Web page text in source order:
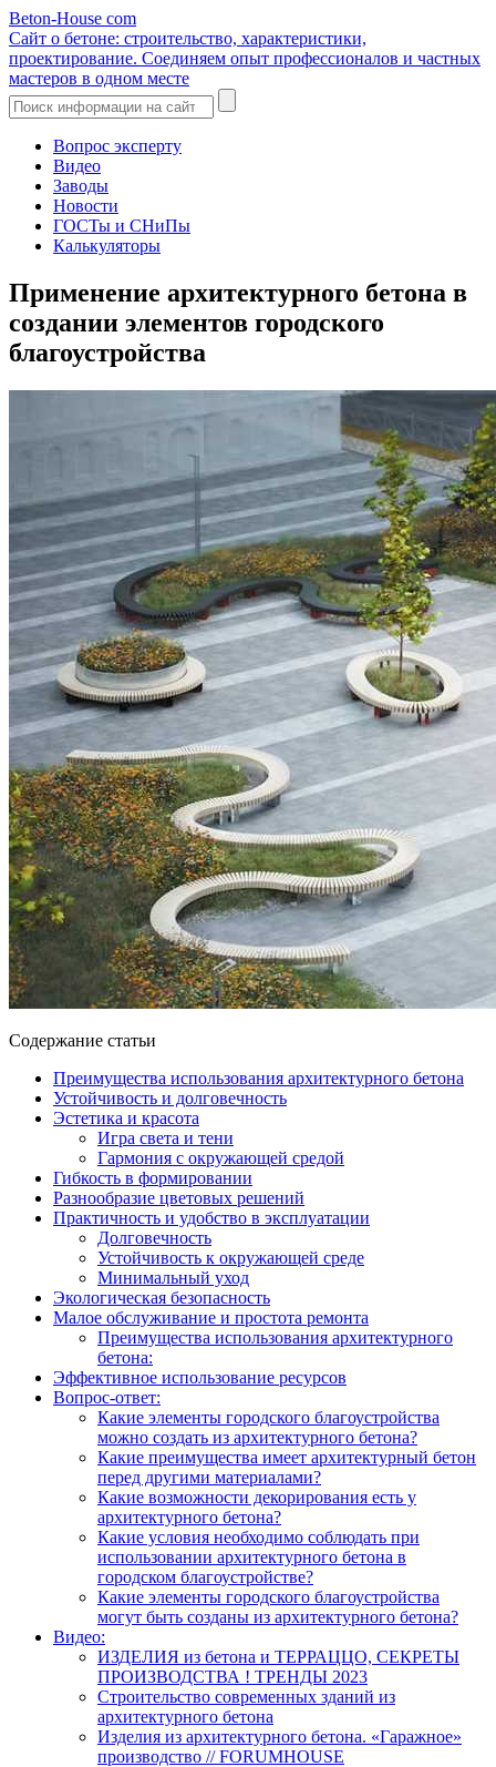
Beton-House com
Сайт о бетоне: строительство, характеристики,
проектирование. Соединяем опыт профессионалов и частных
мастеров в одном месте
Вопрос эксперту
Видео
Заводы
Новости
ГОСТы и СНиПы
Калькуляторы
Применение архитектурного бетона в
создании элементов городского
благоустройства
Содержание статьи
Преимущества использования архитектурного бетона
Устойчивость и долговечность
Эстетика и красота
Игра света и тени
Гармония с окружающей средой
Гибкость в формировании
Разнообразие цветовых решений
Практичность и удобство в эксплуатации
Долговечность
Устойчивость к окружающей среде
Минимальный уход
Экологическая безопасность
Малое обслуживание и простота ремонта
Преимущества использования архитектурного
бетона:
Эффективное использование ресурсов
Вопрос-ответ:
Какие элементы городского благоустройства
можно создать из архитектурного бетона?
Какие преимущества имеет архитектурный бетон
перед другими материалами?
Какие возможности декорирования есть у
архитектурного бетона?
Какие условия необходимо соблюдать при
использовании архитектурного бетона в
городском благоустройстве?
Какие элементы городского благоустройства
могут быть созданы из архитектурного бетона?
Видео:
ИЗДЕЛИЯ из бетона и ТЕРРАЦЦО, СЕКРЕТЫ
ПРОИЗВОДСТВА ! ТРЕНДЫ 2023
Строительство современных зданий из
архитектурного бетона
Изделия из архитектурного бетона. «Гаражное»
производство // FORUMHOUSE